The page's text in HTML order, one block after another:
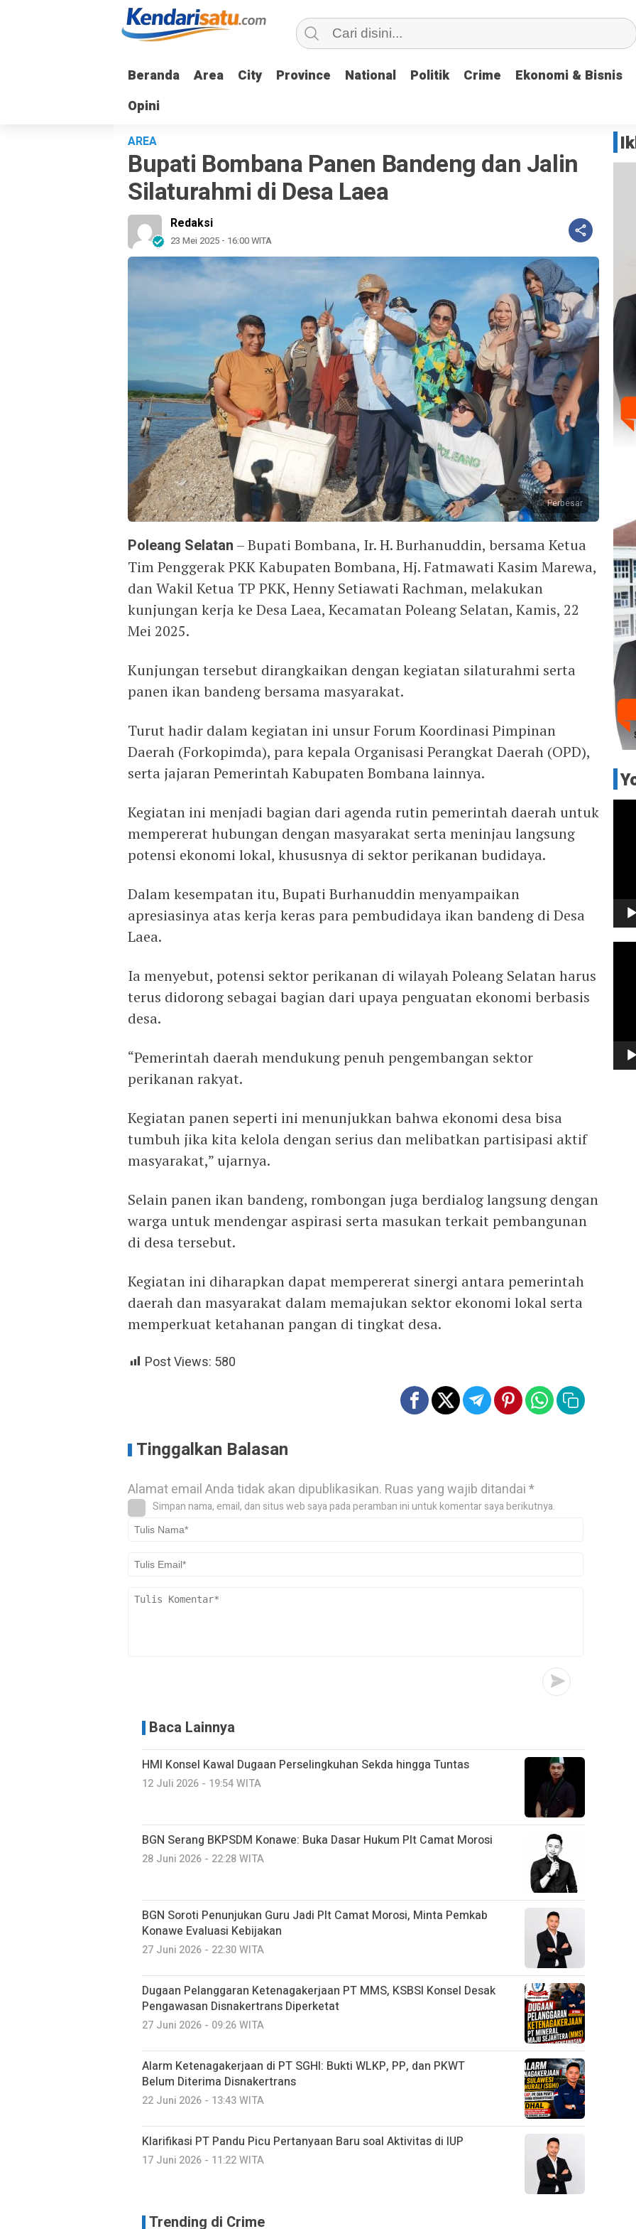
Beranda Area City Province National Politik Crime Ekonomi & Bisnis
Opini
Beranda Area City Province National Politik Crime Ekonomi & Bisnis
Opini
AREA
Bupati Bombana Panen Bandeng dan Jalin
Silaturahmi di Desa Laea
Redaksi
23 Mei 2025 - 16:00 WITA
Perbesar
Poleang Selatan – Bupati Bombana, Ir. H. Burhanuddin, bersama Ketua
Tim Penggerak PKK Kabupaten Bombana, Hj. Fatmawati Kasim Marewa,
dan Wakil Ketua TP PKK, Henny Setiawati Rachman, melakukan
kunjungan kerja ke Desa Laea, Kecamatan Poleang Selatan, Kamis, 22
Mei 2025.
Kunjungan tersebut dirangkaikan dengan kegiatan silaturahmi serta
panen ikan bandeng bersama masyarakat.
Turut hadir dalam kegiatan ini unsur Forum Koordinasi Pimpinan
Daerah (Forkopimda), para kepala Organisasi Perangkat Daerah (OPD),
serta jajaran Pemerintah Kabupaten Bombana lainnya.
Kegiatan ini menjadi bagian dari agenda rutin pemerintah daerah untuk
mempererat hubungan dengan masyarakat serta meninjau langsung
potensi ekonomi lokal, khususnya di sektor perikanan budidaya.
Dalam kesempatan itu, Bupati Burhanuddin menyampaikan
apresiasinya atas kerja keras para pembudidaya ikan bandeng di Desa
Laea.
Ia menyebut, potensi sektor perikanan di wilayah Poleang Selatan harus
terus didorong sebagai bagian dari upaya penguatan ekonomi berbasis
desa.
“Pemerintah daerah mendukung penuh pengembangan sektor
perikanan rakyat.
Kegiatan panen seperti ini menunjukkan bahwa ekonomi desa bisa
tumbuh jika kita kelola dengan serius dan melibatkan partisipasi aktif
masyarakat,” ujarnya.
Selain panen ikan bandeng, rombongan juga berdialog langsung dengan
warga untuk mendengar aspirasi serta masukan terkait pembangunan
di desa tersebut.
Kegiatan ini diharapkan dapat mempererat sinergi antara pemerintah
daerah dan masyarakat dalam memajukan sektor ekonomi lokal serta
memperkuat ketahanan pangan di tingkat desa.
Post Views: 580
Tinggalkan Balasan
Alamat email Anda tidak akan dipublikasikan. Ruas yang wajib ditandai*
Simpan nama, email, dan situs web saya pada peramban ini untuk komentar saya berikutnya.
Baca Lainnya
HMI Konsel Kawal Dugaan Perselingkuhan Sekda hingga Tuntas
12 Juli 2026 - 19:54 WITA
BGN Serang BKPSDM Konawe: Buka Dasar Hukum Plt Camat Morosi
28 Juni 2026 - 22:28 WITA
BGN Soroti Penunjukan Guru Jadi Plt Camat Morosi, Minta Pemkab
Konawe Evaluasi Kebijakan
27 Juni 2026 - 22:30 WITA
Dugaan Pelanggaran Ketenagakerjaan PT MMS, KSBSI Konsel Desak
Pengawasan Disnakertrans Diperketat
27 Juni 2026 - 09:26 WITA
Alarm Ketenagakerjaan di PT SGHI: Bukti WLKP, PP, dan PKWT
Belum Diterima Disnakertrans
22 Juni 2026 - 13:43 WITA
Klarifikasi PT Pandu Picu Pertanyaan Baru soal Aktivitas di IUP
17 Juni 2026 - 11:22 WITA
Trending di Crime